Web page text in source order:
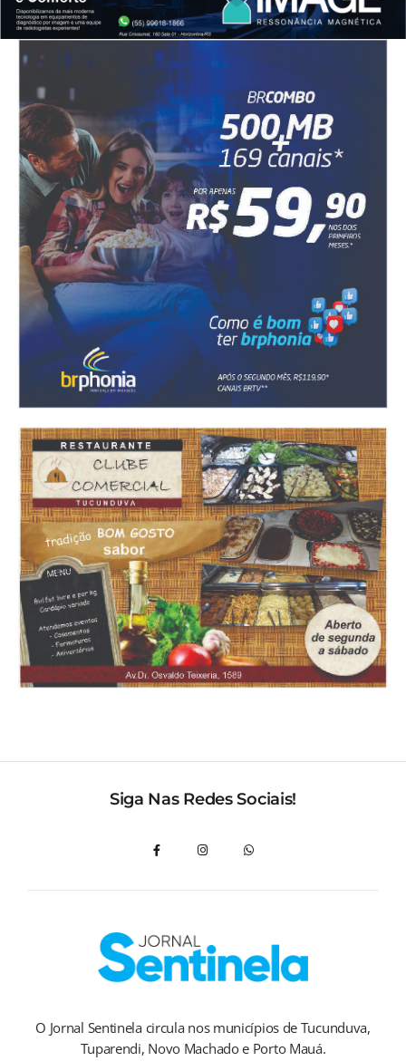
Siga Nas Redes Sociais!
O Jornal Sentinela circula nos municípios de Tucunduva,
Tuparendi, Novo Machado e Porto Mauá.